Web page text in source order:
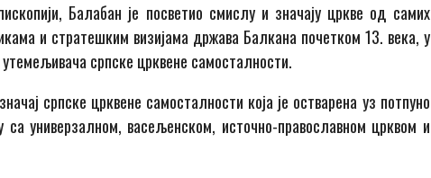
Балабан је посветио смислу и значају цркве од самих
и стратешким визијама држава Балкана почетком 13. века, у
српске црквене самосталности.
српске црквене самосталности која је остварена уз потпуно
са универзалном, васељенском, источно-православном црквом и